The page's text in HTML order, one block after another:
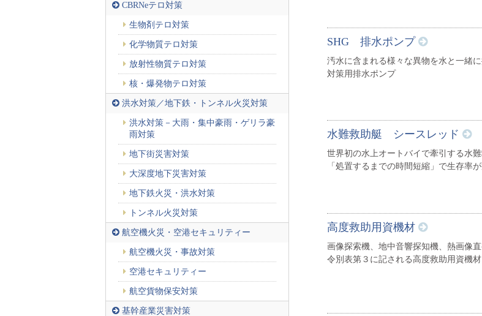
CBRNeテロ対策
生物剤テロ対策
化学物質テロ対策
放射性物質テロ対策
核・爆発物テロ対策
洪水対策／地下鉄・トンネル火災対策
洪水対策－大雨・集中豪雨・ゲリラ豪
雨対策
地下街災害対策
大深度地下災害対策
地下鉄火災・洪水対策
トンネル火災対策
航空機火災・空港セキュリティー
航空機火災・事故対策
空港セキュリティー
航空貨物保安対策
基幹産業災害対策
SHG 排水ポンプ
汚水に含まれる様々な異物を水と一緒
対策用排水ポンプ
水難救助艇 シースレッド
世界初の水上オートバイで牽引する水
「処置するまでの時間短縮」で生存率
高度救助用資機材
画像探索機、地中音響探知機、熱画像
令別表第３に記される高度救助用資機